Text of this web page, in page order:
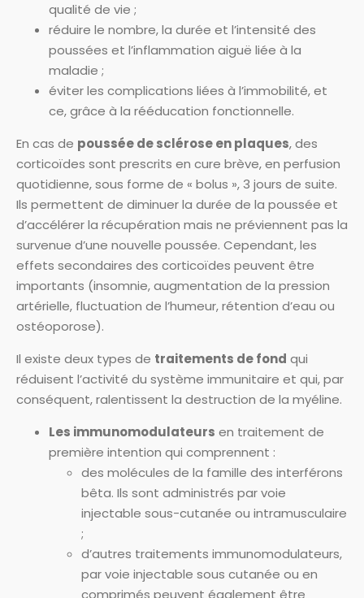
qualité de vie ;
réduire le nombre, la durée et l’intensité des
poussées et l’inflammation aiguë liée à la
maladie ;
éviter les complications liées à l’immobilité, et
ce, grâce à la rééducation fonctionnelle.
En cas de poussée de sclérose en plaques, des
corticoïdes sont prescrits en cure brève, en perfusion
quotidienne, sous forme de « bolus », 3 jours de suite.
Ils permettent de diminuer la durée de la poussée et
d’accélérer la récupération mais ne préviennent pas la
survenue d’une nouvelle poussée. Cependant, les
effets secondaires des corticoïdes peuvent être
importants (insomnie, augmentation de la pression
artérielle, fluctuation de l’humeur, rétention d’eau ou
ostéoporose).
Il existe deux types de traitements de fond qui
réduisent l’activité du système immunitaire et qui, par
conséquent, ralentissent la destruction de la myéline.
Les immunomodulateurs en traitement de
première intention qui comprennent :
des molécules de la famille des interférons
bêta. Ils sont administrés par voie
injectable sous-cutanée ou intramusculaire
;
d’autres traitements immunomodulateurs,
par voie injectable sous cutanée ou en
comprimés peuvent également être